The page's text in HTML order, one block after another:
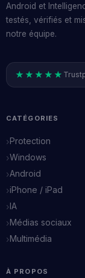
Android et
testés, vérifiés et
notre équipe.
★★★★★
CATÉGORIES
Protection
Windows
Android
iPhone / iPad
IA
Médias sociaux
Multimédia
À PROPOS